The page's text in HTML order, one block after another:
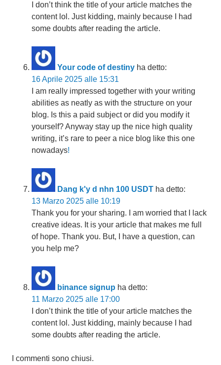
I don’t think the title of your article matches the
content lol. Just kidding, mainly because I had
some doubts after reading the article.
Your code of destiny ha detto:
16 Aprile 2025 alle 15:31
I am really impressed together with your writing
abilities as neatly as with the structure on your
blog. Is this a paid subject or did you modify it
yourself? Anyway stay up the nice high quality
writing, it’s rare to peer a nice blog like this one
nowadays!
Dang k'y d nhn 100 USDT ha detto:
13 Marzo 2025 alle 10:19
Thank you for your sharing. I am worried that I lack
creative ideas. It is your article that makes me full
of hope. Thank you. But, I have a question, can
you help me?
binance signup ha detto:
11 Marzo 2025 alle 17:00
I don’t think the title of your article matches the
content lol. Just kidding, mainly because I had
some doubts after reading the article.
I commenti sono chiusi.